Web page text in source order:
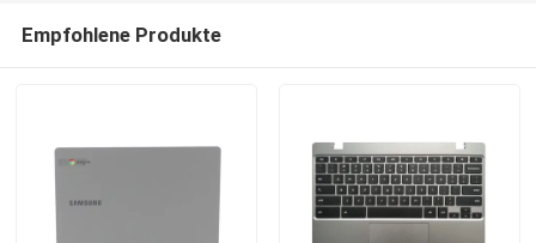
Empfohlene Produkte